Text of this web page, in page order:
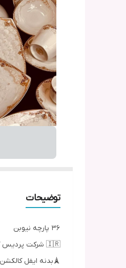
توضیحات
🇮🇷 شرکت پردیس کاشان
🗼بدنه ایفل کالکشن